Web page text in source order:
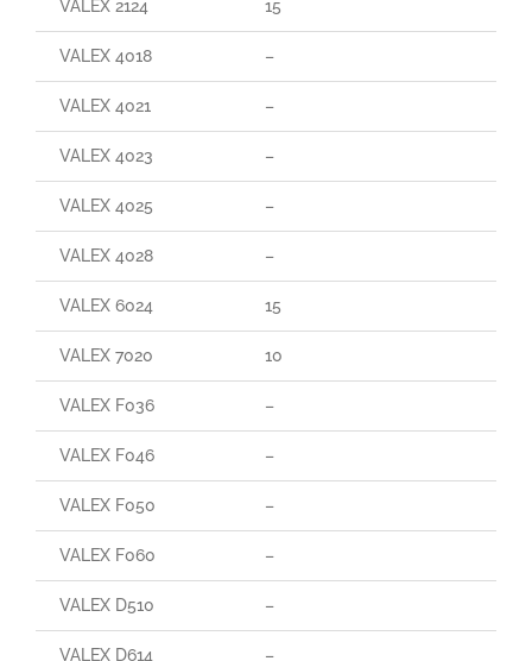
VALEX 2124 15
VALEX 4018 –
VALEX 4021 –
VALEX 4023 –
VALEX 4025 –
VALEX 4028 –
VALEX 6024 15
VALEX 7020 10
VALEX F036 –
VALEX F046 –
VALEX F050 –
VALEX F060 –
VALEX D510 –
VALEX D614 –